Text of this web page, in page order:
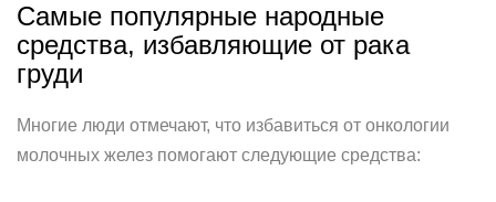
Самые популярные народные
средства, избавляющие от рака
груди
Многие люди отмечают, что избавиться от онкологии
молочных желез помогают следующие средства: